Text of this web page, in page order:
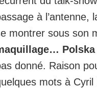
à l’antenne,
montrer sous son
Polska
donné. Raison
mots à Cyril